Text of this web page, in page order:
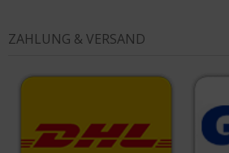
ZAHLUNG & VERSAND